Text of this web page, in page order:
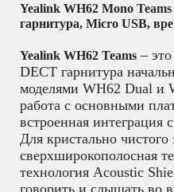
Yealink WH62 Mono
гарнитура, Micro USB,
Yealink WH62 Teams –
DECT гарнитура
моделями WH62 Dual и
работа с основными
встроенная интеграция
Для кристально чистого
сверхширокополосная
технология Acoustic
говорить и слышать во